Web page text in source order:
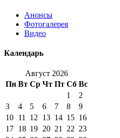
Анонсы
Фотогалерея
Видео
Календарь
Август 2026
Пн Вт Ср Чт Пт Сб Вс
1
2
3
4 5 6 7 8
9
10 11 12 13 14 15 16
17 18 19 20 21 22 23